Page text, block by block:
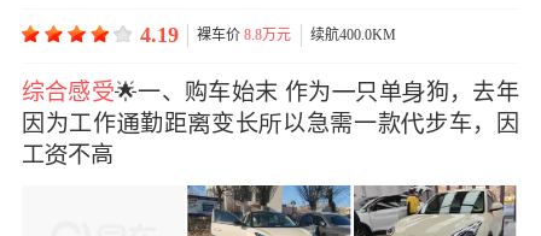
4.19 裸车价8.8万元 续航400.0KM
综合感受🌟一、购车始末 作为只单狗，去年
因为工作勤距变长以急需一款步车，因
工不高